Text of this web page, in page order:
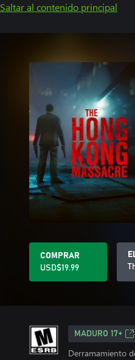
Saltar al contenido principal
COMPRAR
USD$19.99
MADURO 17+
Derramamiento